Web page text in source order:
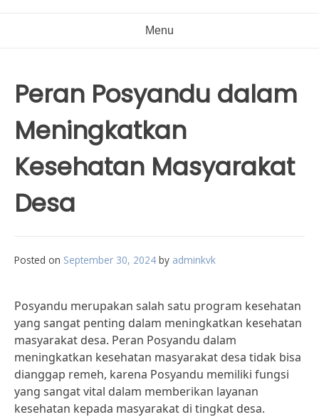
Menu
Peran Posyandu dalam
Meningkatkan
Kesehatan Masyarakat
Desa
Posted on September 30, 2024 by adminkvk
Posyandu merupakan salah satu program kesehatan
yang sangat penting dalam meningkatkan kesehatan
masyarakat desa. Peran Posyandu dalam
meningkatkan kesehatan masyarakat desa tidak bisa
dianggap remeh, karena Posyandu memiliki fungsi
yang sangat vital dalam memberikan layanan
kesehatan kepada masyarakat di tingkat desa.